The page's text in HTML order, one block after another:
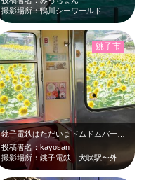
撮影場所：鴨川シーワールド
投稿者名：kayosan
撮影場所：銚子電鉄 犬吠駅〜外川駅間
銚子市